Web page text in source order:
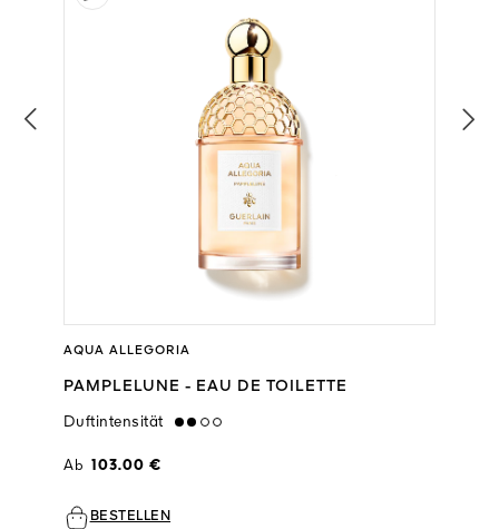
AQUA ALLEGORIA
PAMPLELUNE - EAU DE TOILETTE
Duftintensität medium
Ab 103.00 €
BESTELLEN